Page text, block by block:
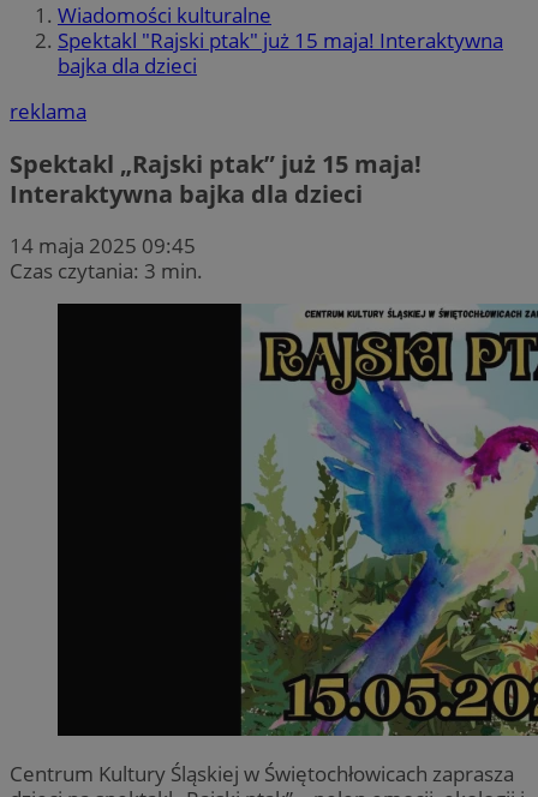
Wiadomości kulturalne
Spektakl "Rajski ptak" już 15 maja! Interaktywna
bajka dla dzieci
reklama
Spektakl „Rajski ptak” już 15 maja!
Interaktywna bajka dla dzieci
14 maja 2025 09:45
Czas czytania: 3 min.
Centrum Kultury Śląskiej w Świętochłowicach zaprasza